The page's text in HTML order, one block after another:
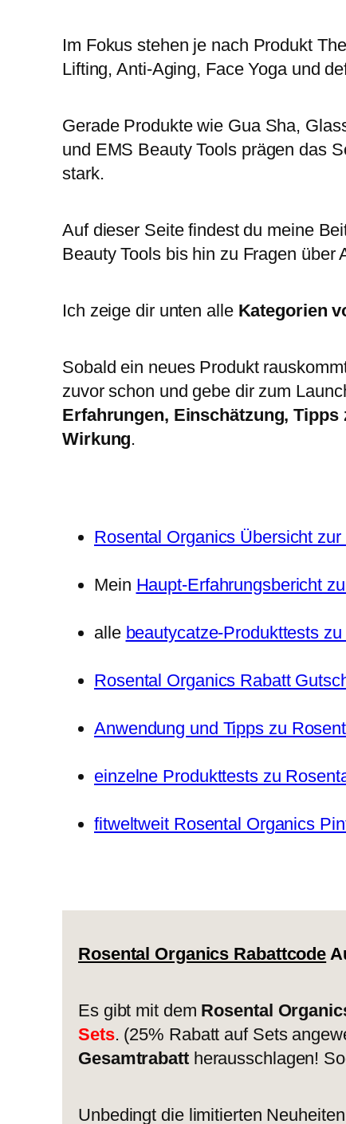
Im Fokus stehen je nach Produkt
Lifting, Anti-Aging, Face Yoga und
Gerade Produkte wie Gua Sha,
und EMS Beauty Tools prägen das
stark.
Auf dieser Seite findest du meine
Beauty Tools bis hin zu Fragen
Ich zeige dir unten alle Kategorien
Sobald ein neues Produkt
zuvor schon und gebe dir zum
Erfahrungen, Einschätzung,
Wirkung.
Rosental Organics Übersicht zur
Mein Haupt-Erfahrungsbericht
alle beautycatze-Produkttests
Rosental Organics Rabatt
Anwendung und Tipps zu
einzelne Produkttests zu
fitweltweit Rosental Organics
Rosental Organics Rabattcode
Es gibt mit dem Rosental
Sets. (25% Rabatt auf Sets
Gesamtrabattherausschlagen!
Unbedingt die limitierten